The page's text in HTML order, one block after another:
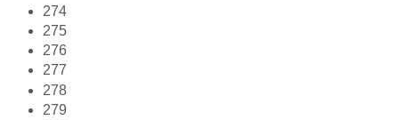
274
275
276
277
278
279